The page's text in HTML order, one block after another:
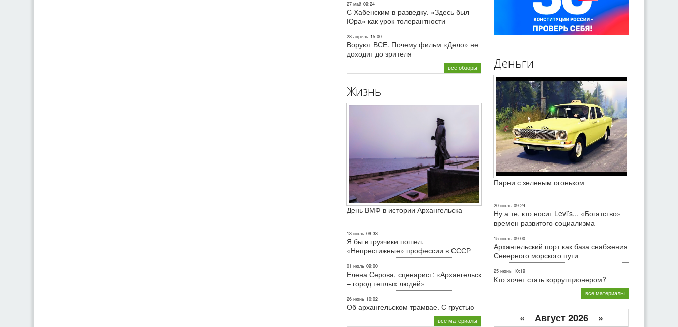
27 май 09:24
С Хабенским в разведку. «Здесь был
Юра» как урок толерантности
28 апрель 15:00
Воруют ВСЕ. Почему фильм «Дело» не
доходит до зрителя
все обзоры
Жизнь
День ВМФ в истории Архангельска
13 июль 09:33
Я бы в грузчики пошел.
«Непрестижные» профессии в СССР
01 июль 09:00
Елена Серова, сценарист: «Архангельск
– город теплых людей»
26 июнь 10:02
Об архангельском трамвае. С грустью
все материалы
Деньги
Парни с зеленым огоньком
20 июль 09:24
Ну а те, кто носит Levi’s... «Богатство»
времен развитого социализма
15 июль 09:00
Архангельский порт как база снабжения
Северного морского пути
25 июнь 10:19
Кто хочет стать коррупционером?
все материалы
« Август 2026 »